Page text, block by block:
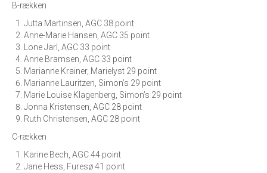
B-rækken
Jutta Martinsen, AGC 38 point
Anne-Marie Hansen, AGC 35 point
Lone Jarl, AGC 33 point
Anne Bramsen, AGC 33 point
Marianne Krainer, Marielyst 29 point
Marianne Lauritzen, Simon’s 29 point
Marie Louise Klagenberg, Simon’s 29 point
Jonna Kristensen, AGC 28 point
Ruth Christensen, AGC 28 point
C-rækken
Karine Bech, AGC 44 point
Jane Hess, Furesø 41 point